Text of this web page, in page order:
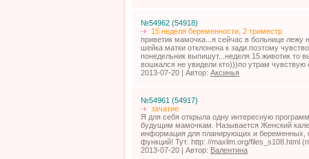
№54962 (54918)
15 неделя беременности, 2 триместр
приветик мамочка...я сейчас в больнице лежу
шейка матки отклонена к зади.поэтому
понедельник выпишут...неделя 15.животик то
вошкался не увидели кто)))по утрам чувствую
2013-07-20 | Автор: Аксинья
№54961 (54917)
зачатие
Я для себя открыла одну интересную
будущим мамочкам. Называется Женский
информация для планирующих и беременных,
функций! Тут: http: //maxlim.org/files_s108.html
2013-07-20 | Автор: Валентина